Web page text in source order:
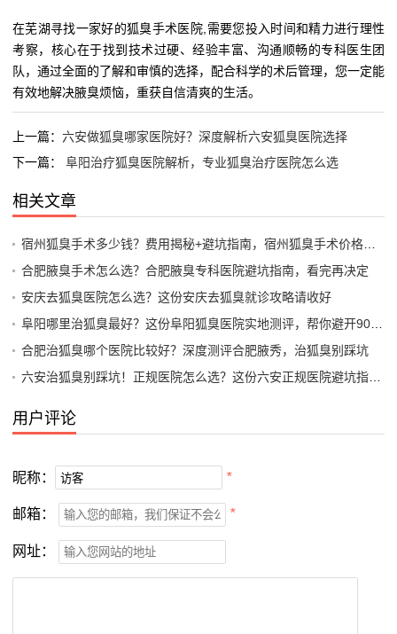
在芜湖寻找一家好的狐臭手术医院,需要您投入时间和精力进行理性
考察，核心在于找到技术过硬、经验丰富、沟通顺畅的专科医生团
队，通过全面的了解和审慎的选择，配合科学的术后管理，您一定能
有效地解决腋臭烦恼，重获自信清爽的生活。
上一篇： 六安做狐臭哪家医院好？深度解析六安狐臭医院选择
下一篇： 阜阳治疗狐臭医院解析，专业狐臭治疗医院怎么选
相关文章
合肥腋臭手术怎么选？合肥腋臭专科医院避坑指南，看完再决定
安庆去狐臭医院怎么选？这份安庆去狐臭就诊攻略请收好
合肥治狐臭哪个医院比较好？深度测评合肥腋秀，治狐臭别踩坑
用户评论
昵称： *
邮箱： *
网址：